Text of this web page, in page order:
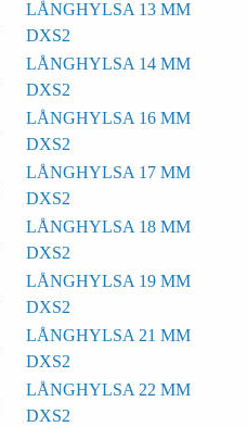
LÅNGHYLSA 13 MM
DXS2
LÅNGHYLSA 14 MM
DXS2
LÅNGHYLSA 16 MM
DXS2
LÅNGHYLSA 17 MM
DXS2
LÅNGHYLSA 18 MM
DXS2
LÅNGHYLSA 19 MM
DXS2
LÅNGHYLSA 21 MM
DXS2
LÅNGHYLSA 22 MM
DXS2